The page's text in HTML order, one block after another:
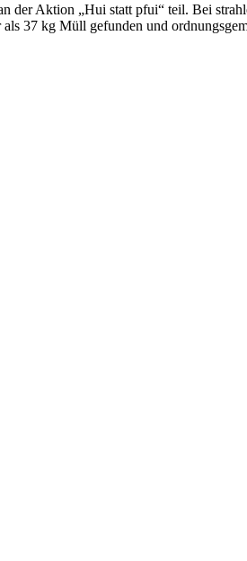
der Aktion „Hui statt pfui“ teil. Bei
37 kg Müll gefunden und